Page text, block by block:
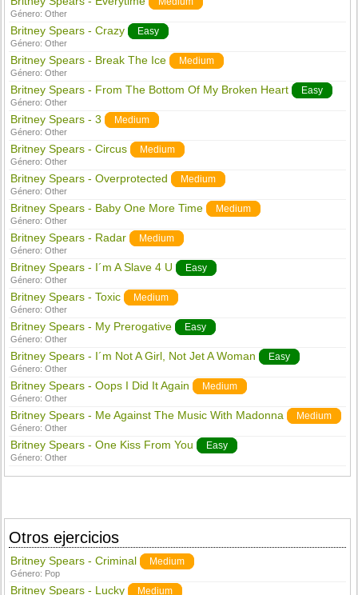
Género:Other
Britney Spears - Crazy Easy
Género:Other
Britney Spears - Break The Ice Medium
Género:Other
Britney Spears - From The Bottom Of My Broken Heart Easy
Género:Other
Britney Spears - 3 Medium
Género:Other
Britney Spears - Circus Medium
Género:Other
Britney Spears - Overprotected Medium
Género:Other
Britney Spears - Baby One More Time Medium
Género:Other
Britney Spears - Radar Medium
Género:Other
Britney Spears - I´m A Slave 4 U Easy
Género:Other
Britney Spears - Toxic Medium
Género:Other
Britney Spears - My Prerogative Easy
Género:Other
Britney Spears - I´m Not A Girl, Not Jet A Woman Easy
Género:Other
Britney Spears - Oops I Did It Again Medium
Género:Other
Britney Spears - Me Against The Music With Madonna Medium
Género:Other
Britney Spears - One Kiss From You Easy
Género:Other
Otros ejercicios
Britney Spears - Criminal Medium
Género: Pop
Britney Spears - Lucky Medium